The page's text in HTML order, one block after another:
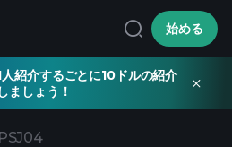
始める
人紹介するごとに10ドルの紹介
ましょう！